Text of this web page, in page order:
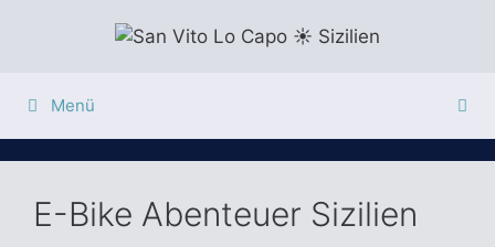
Menü
E-Bike Abenteuer Sizilien